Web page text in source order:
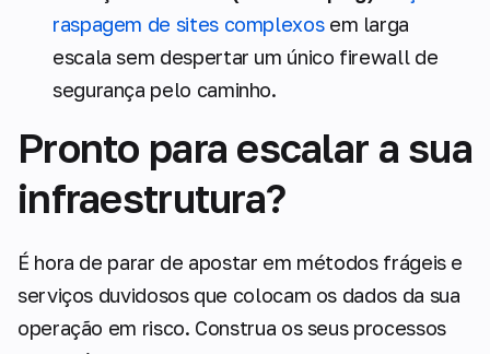
raspagem de sites complexosem larga
escala sem despertar um único firewall de
segurança pelo caminho.
Pronto para escalar a sua
infraestrutura?
É hora de parar de apostar em métodos frágeis e
serviços duvidosos que colocam os dados da sua
operação em risco. Construa os seus processos